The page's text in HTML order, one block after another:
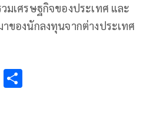
มเศรษฐกิจของประเทศ และ
ของนักลงทุนจากต่างประเทศ
Li